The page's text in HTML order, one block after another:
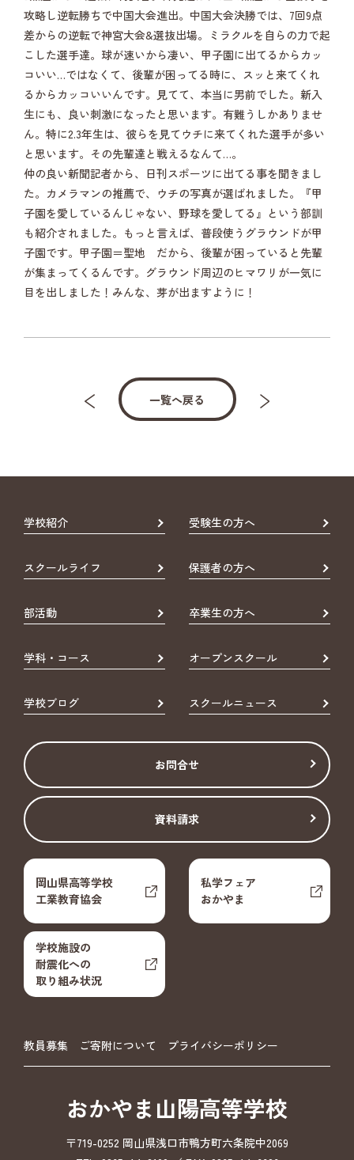
攻略し逆転勝ちで中国大会進出。中国大会決勝では、7回9点
差からの逆転で神宮大会&選抜出場。ミラクルを自らの力で起
こした選手達。球が速いから凄い、甲子園に出てるからカッ
コいい…ではなくて、後輩が困ってる時に、スッと来てくれ
るからカッコいいんです。見てて、本当に男前でした。新入
生にも、良い刺激になったと思います。有難うしかありませ
ん。特に2.3年生は、彼らを見てウチに来てくれた選手が多い
と思います。その先輩達と戦えるなんて…。
仲の良い新聞記者から、日刊スポーツに出てる事を聞きまし
た。カメラマンの推薦で、ウチの写真が選ばれました。『甲
子園を愛しているんじゃない、野球を愛してる』という部訓
も紹介されました。もっと言えば、普段使うグラウンドが甲
子園です。甲子園＝聖地 だから、後輩が困っていると先輩
が集まってくるんです。グラウンド周辺のヒマワリが一気に
目を出しました！みんな、芽が出ますように！
一覧へ戻る
学校紹介 受験生の方へ
スクールライフ 保護者の方へ
部活動 卒業生の方へ
学科・コース オープンスクール
学校ブログ スクールニュース
お問合せ
資料請求
岡山県高等学校
工業教育協会
私学フェア
おかやま
学校施設の
耐震化への
取り組み状況
教員募集 ご寄附について プライバシーポリシー
おかやま山陽高等学校
〒719-0252 岡山県浅口市鴨方町六条院中2069